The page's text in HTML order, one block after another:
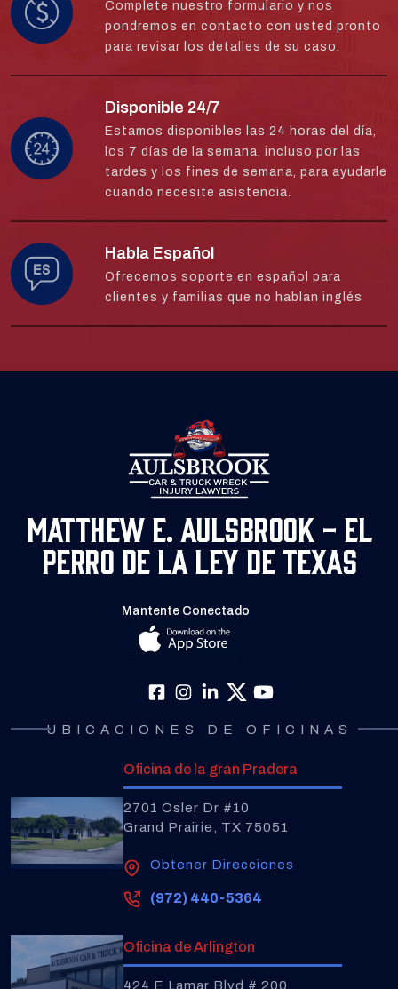
Complete nuestro formulario y nos
pondremos en contacto con usted pronto
para revisar los detalles de su caso.
Disponible 24/7
Estamos disponibles las 24 horas del día,
los 7 días de la semana, incluso por las
tardes y los fines de semana, para ayudarle
cuando necesite asistencia.
Habla Español
Ofrecemos soporte en español para
clientes y familias que no hablan inglés
Matthew E. Aulsbrook - El
Perro de la Ley de Texas
Mantente Conectado
UBICACIONES DE OFICINAS
Oficina de la gran Pradera
2701 Osler Dr #10
Grand Prairie, TX 75051
Obtener Direcciones
(972) 440-5364
Oficina de Arlington
424 E Lamar Blvd # 200